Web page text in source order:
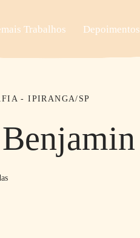
Trabalhos Depoimentos
- IPIRANGA/SP